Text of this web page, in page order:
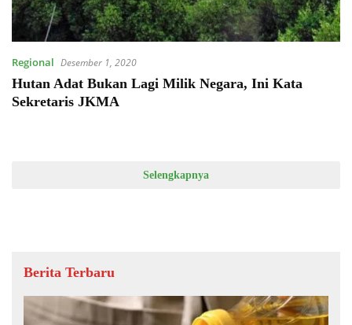
Regional Desember 1, 2020
Hutan Adat Bukan Lagi Milik Negara, Ini Kata
Sekretaris JKMA
Selengkapnya
Berita Terbaru